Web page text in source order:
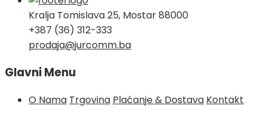
Kralja Tomislava 25, Mostar 88000
+387 (36) 312-333
prodaja@jurcomm.ba
Glavni Menu
O Nama Trgovina Plaćanje & Dostava Kontakt